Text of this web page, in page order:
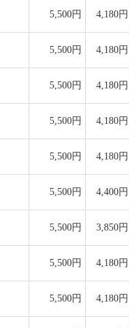
5,500円 4,180円
5,500円 4,180円
5,500円 4,180円
5,500円 4,180円
5,500円 4,180円
5,500円 4,400円
5,500円 3,850円
5,500円 4,180円
5,500円 4,180円